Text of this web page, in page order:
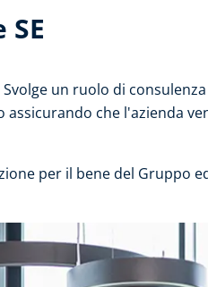
un ruolo di
che l'azienda
per il bene del Gruppo